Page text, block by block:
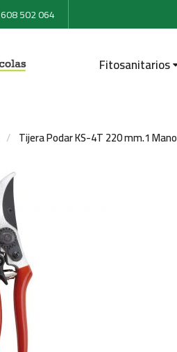
502 064
Fitosanitarios
Tijera Podar KS-4T 220 mm.1 Mano